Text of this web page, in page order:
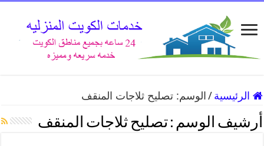
الرئيسية / الوسم:تصليح ثلاجات المنقف
أرشيف الوسم :تصليح ثلاجات المنقف